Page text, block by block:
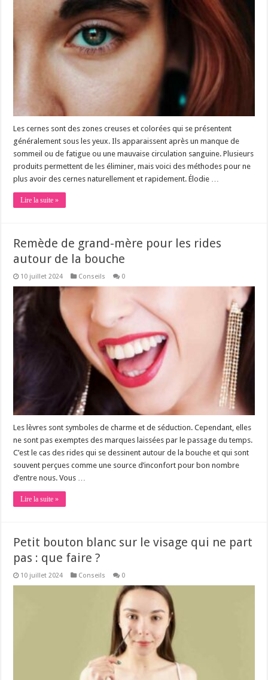
Les cernes sont des zones creuses et colorées qui se présentent
généralement sous les yeux. Ils apparaissent après un manque de
sommeil ou de fatigue ou une mauvaise circulation sanguine. Plusieurs
produits permettent de les éliminer, mais voici des méthodes pour ne
plus avoir des cernes naturellement et rapidement. Élodie …
Lire la suite »
Remède de grand-mère pour les rides
autour de la bouche
10 juillet 2024 Conseils 0
Les lèvres sont symboles de charme et de séduction. Cependant, elles
ne sont pas exemptes des marques laissées par le passage du temps.
C’est le cas des rides qui se dessinent autour de la bouche et qui sont
souvent perçues comme une source d’inconfort pour bon nombre
d’entre nous. Vous …
Lire la suite »
Petit bouton blanc sur le visage qui ne part
pas : que faire ?
10 juillet 2024 Conseils 0